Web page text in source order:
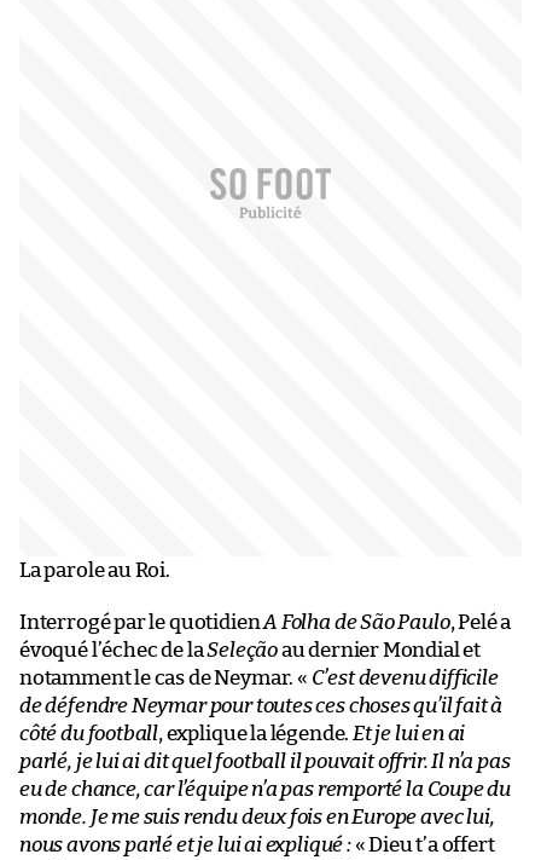
La parole au Roi.
Interrogé par le quotidienA Folha de São Paulo, Pelé a
évoqué l’échec de laSeleçãoau dernier Mondial et
notamment le cas de Neymar. « C’est devenu difficile
de défendre Neymar pour toutes ces choses qu’il fait à
côté du football, explique la légende. Et je lui en ai
parlé, je lui ai dit quel football il pouvait offrir. Il n’a pas
eu de chance, car l’équipe n’a pas remporté la Coupe du
monde. Je me suis rendu deux fois en Europe avec lui,
nous avons parlé et je lui ai expliqué :« Dieu t’a offert